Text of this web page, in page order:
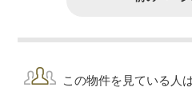
この物件を見ている人